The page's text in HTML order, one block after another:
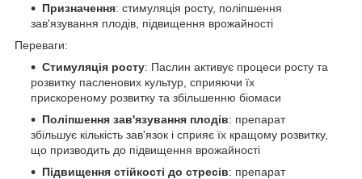
Призначення: стимуляція росту, поліпшення
зав'язування плодів, підвищення врожайності
Переваги:
Стимуляція росту: Паслин активує процеси росту та
розвитку пасленових культур, сприяючи їх
прискореному розвитку та збільшенню біомаси
Поліпшення зав'язування плодів: препарат
збільшує кількість зав'язок і сприяє їх кращому розвитку,
що призводить до підвищення врожайності
Підвищення стійкості до стресів: препарат